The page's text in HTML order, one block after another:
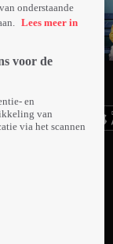
Ga
onderstaande
Lees meer in
voor de
en
van
via het scannen